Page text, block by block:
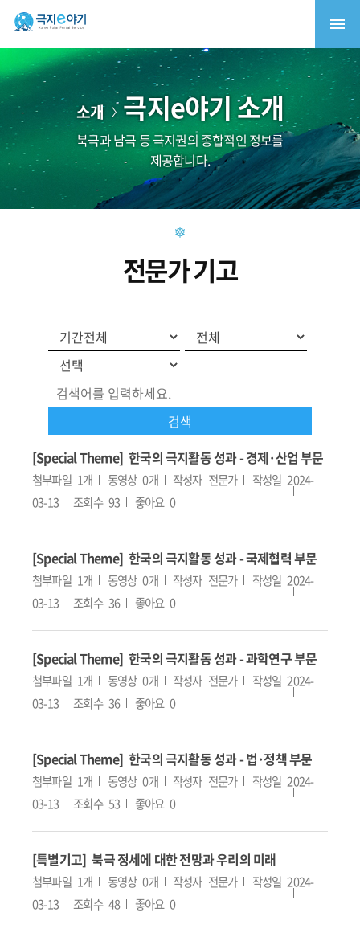
소개 극지e야기 소개
북극과 남극 등 극지권의 종합적인 정보를
제공합니다.
전문가 기고
[Special Theme] 한국의 극지활동 성과 - 경제·산업 부문
첨부파일 1개 동영상 0개 작성자 전문가 작성일 2024-
03-13
조회수 93 좋아요 0
[Special Theme] 한국의 극지활동 성과 - 국제협력 부문
첨부파일 1개 동영상 0개 작성자 전문가 작성일 2024-
03-13
조회수 36 좋아요 0
[Special Theme] 한국의 극지활동 성과 - 과학연구 부문
첨부파일 1개 동영상 0개 작성자 전문가 작성일 2024-
03-13
조회수 36 좋아요 0
[Special Theme] 한국의 극지활동 성과 - 법·정책 부문
첨부파일 1개 동영상 0개 작성자 전문가 작성일 2024-
03-13
조회수 53 좋아요 0
[특별기고] 북극 정세에 대한 전망과 우리의 미래
첨부파일 1개 동영상 0개 작성자 전문가 작성일 2024-
03-13
조회수 48 좋아요 0